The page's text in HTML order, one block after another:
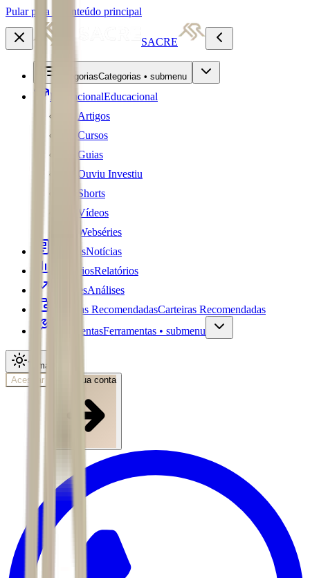
Pular para o conteúdo principal
SACRE
CategoriasCategorias • submenu
EducacionalEducacional
Artigos
Cursos
Guias
Ouviu Investiu
Shorts
Vídeos
Webséries
NotíciasNotícias
RelatóriosRelatórios
AnálisesAnálises
Carteiras RecomendadasCarteiras Recomendadas
FerramentasFerramentas • submenu
Tema
Acessar
Abra sua conta